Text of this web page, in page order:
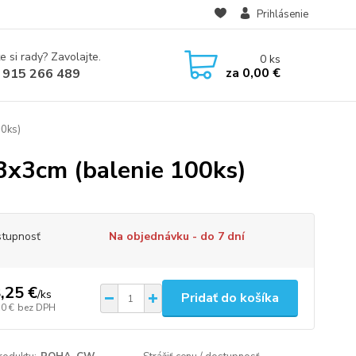
Prihlásenie
si rady? Zavolajte.
266 489
0ks
za 0,00 €
(balenie 100ks)
Na objednávku - do 7 dní
€/ks
€ bez DPH
Pridať do košíka